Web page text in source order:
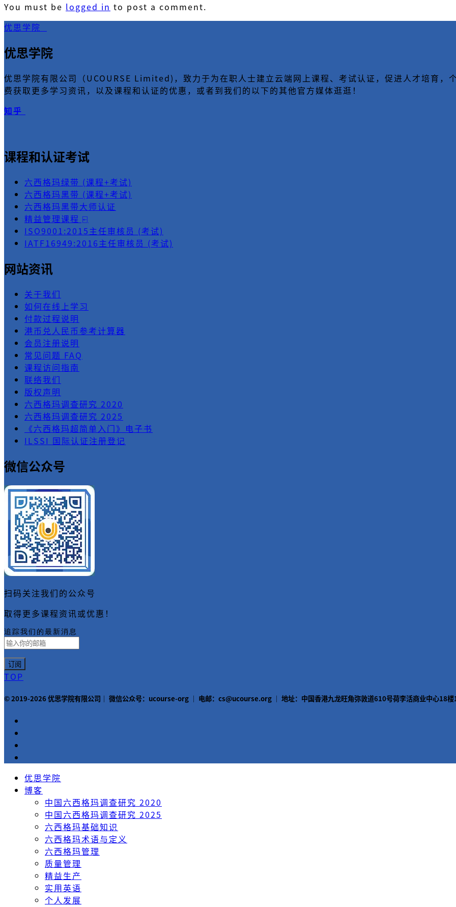
You must be logged in to post a comment.
优思学院
优思学院
优思学院有限公司（UCOURSE Limited)，致力于为在职人士建立云端网上课程、考试认证，促进人才培育，
费获取更多学习资讯，以及课程和认证的优惠，或者到我们的以下的其他官方媒体逛逛！
知乎
课程和认证考试
六西格玛绿带 (课程+考试)
六西格玛黑带 (课程+考试)
六西格玛黑带大师认证
精益管理课程 ⍇
ISO9001:2015主任审核员 (考试)
IATF16949:2016主任审核员 (考试)
网站资讯
关于我们
如何在线上学习
付款过程说明
港币兑人民币参考计算器
会员注册说明
常见问题 FAQ
课程访问指南
联络我们
版权声明
六西格玛调查研究 2020
六西格玛调查研究 2025
《六西格玛超简单入门》电子书
ILSSI 国际认证注册登记
微信公众号
扫码关注我们的公众号
取得更多课程资讯或优惠！
追踪我们的最新消息
TOP
© 2019-2026 优思学院有限公司｜ 微信公众号：ucourse-org ｜ 电邮：cs@ucourse.org ｜ 地址：中国香港九龙旺角弥敦道610号荷李活商业中心18
优思学院
博客
中国六西格玛调查研究 2020
中国六西格玛调查研究 2025
六西格玛基础知识
六西格玛术语与定义
六西格玛管理
质量管理
精益生产
实用英语
个人发展